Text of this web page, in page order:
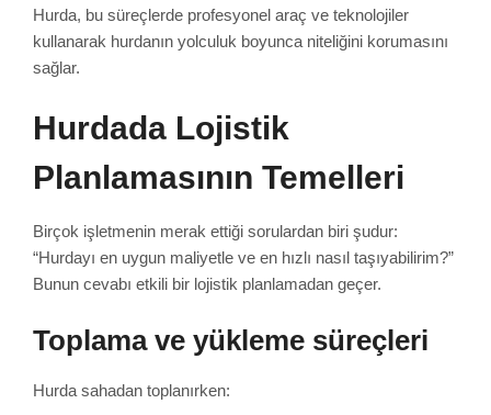
Hurda, bu süreçlerde profesyonel araç ve teknolojiler
kullanarak hurdanın yolculuk boyunca niteliğini korumasını
sağlar.
Hurdada Lojistik
Planlamasının Temelleri
Birçok işletmenin merak ettiği sorulardan biri şudur:
“Hurdayı en uygun maliyetle ve en hızlı nasıl taşıyabilirim?”
Bunun cevabı etkili bir lojistik planlamadan geçer.
Toplama ve yükleme süreçleri
Hurda sahadan toplanırken: